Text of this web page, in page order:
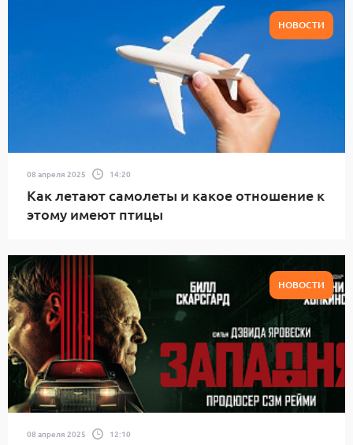
НОВОСТИ
08 апреля 2025 14:20
Как летают самолеты и какое отношение к
этому имеют птицы
НОВОСТИ
08 апреля 2025 12:10